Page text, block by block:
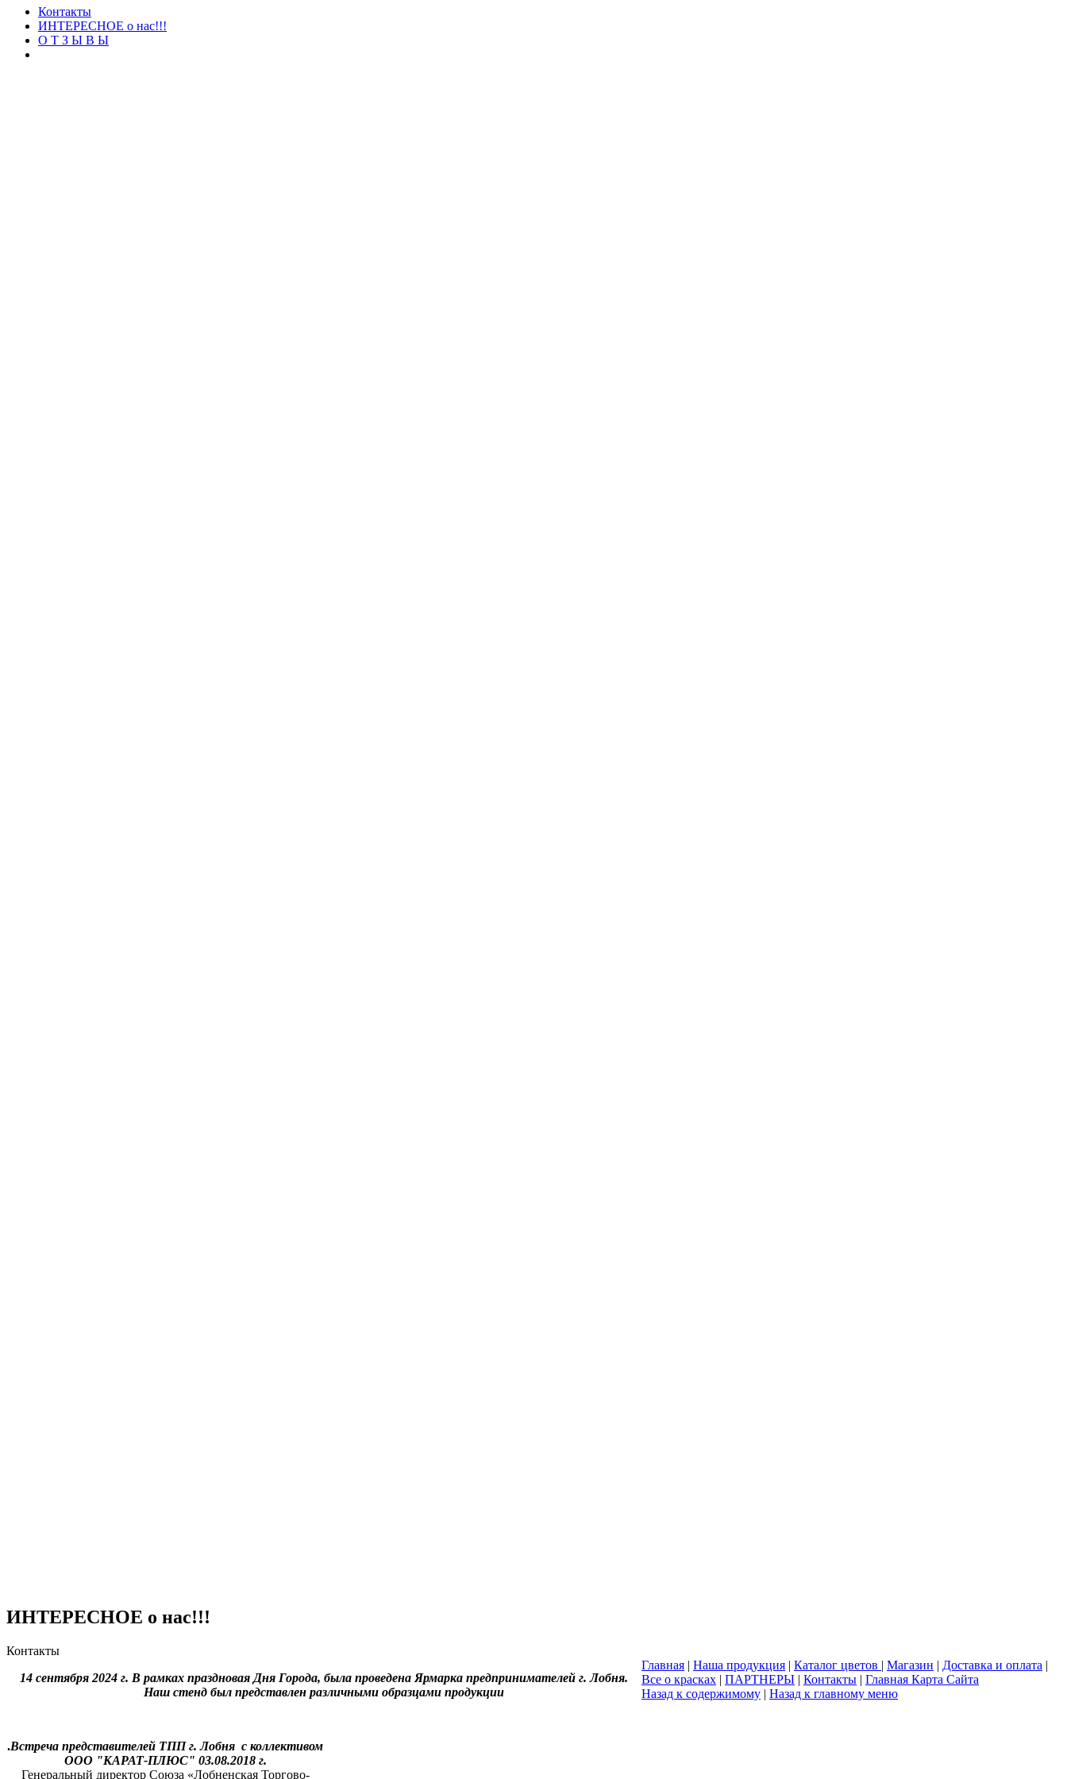
Контакты
ИНТЕРЕСНОЕ о нас!!!
О Т З Ы В Ы
ИНТЕРЕСНОЕ о нас!!!
Контакты
14 сентября 2024 г. В рамках праздновая Дня Города, была проведена Ярмарка предпринимателей г. Лобня.
Наш стенд был представлен различными образцами продукции
.Встреча представителей ТПП г. Лобня с коллективом
ООО "КАРАТ-ПЛЮС" 03.08.2018 г.
Генеральный директор Союза «Лобненская Торгово-
Главная | Наша продукция | Каталог цветов | Магазин | Доставка и оплата |
Все о красках | ПАРТНЕРЫ | Контакты | Главная Карта Сайта
Назад к содержимому | Назад к главному меню